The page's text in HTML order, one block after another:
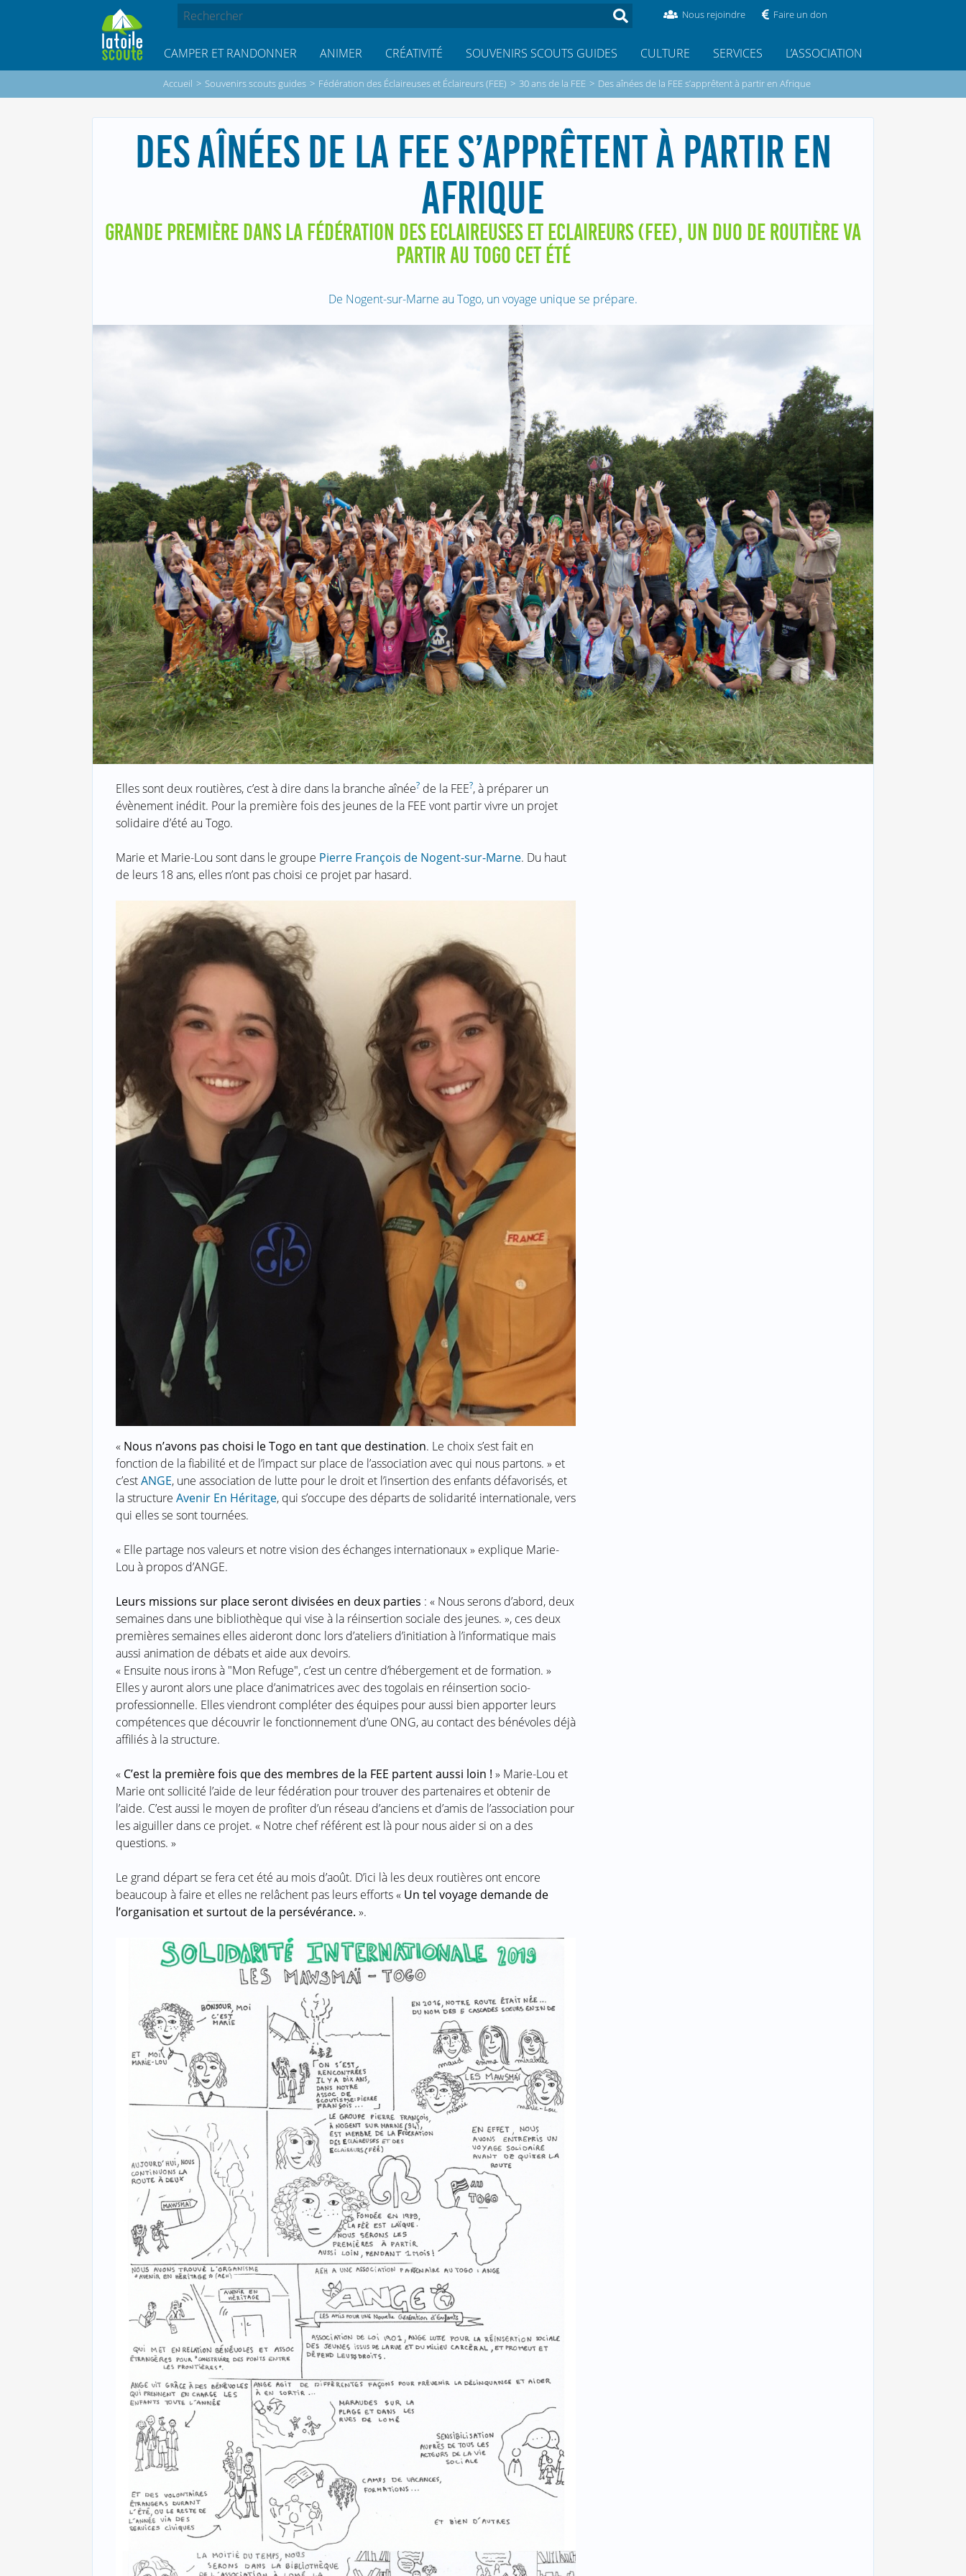
Nous rejoindre Faire un don
CAMPER ET RANDONNER ANIMER CRÉATIVITÉ SOUVENIRS SCOUTS GUIDES CULTURE SERVICES L’ASSOCIATION
Accueil > Souvenirs scouts guides > Fédération des Éclaireuses et Éclaireurs (FEE) > 30 ans de la FEE > Des aînées de la FEE s’apprêtent à partir en Afrique
DES AÎNÉES DE LA FEE S’APPRÊTENT À PARTIR EN
AFRIQUE
GRANDE PREMIÈRE DANS LA FÉDÉRATION DES ECLAIREUSES ET ECLAIREURS (FEE), UN DUO DE ROUTIÈRE VA
PARTIR AU TOGO CET ÉTÉ
De Nogent-sur-Marne au Togo, un voyage unique se prépare.
Elles sont deux routières, c’est à dire dans la branche aînée?de la FEE?, à préparer un
évènement inédit. Pour la première fois des jeunes de la FEE vont partir vivre un projet
solidaire d’été au Togo.
Marie et Marie-Lou sont dans le groupe Pierre François de Nogent-sur-Marne. Du haut
de leurs 18 ans, elles n’ont pas choisi ce projet par hasard.
« Nous n’avons pas choisi le Togo en tant que destination. Le choix s’est fait en
fonction de la fiabilité et de l’impact sur place de l’association avec qui nous partons. » et
c’estANGE, une association de lutte pour le droit et l’insertion des enfants défavorisés, et
la structure Avenir En Héritage, qui s’occupe des départs de solidarité internationale, vers
qui elles se sont tournées.
« Elle partage nos valeurs et notre vision des échanges internationaux » explique Marie-
Lou à propos d’ANGE.
Leurs missions sur place seront divisées en deux parties : « Nous serons d’abord, deux
semaines dans une bibliothèque qui vise à la réinsertion sociale des jeunes. », ces deux
premières semaines elles aideront donc lors d’ateliers d’initiation à l’informatique mais
aussi animation de débats et aide aux devoirs.
« Ensuite nous irons à "Mon Refuge", c’est un centre d’hébergement et de formation. »
Elles y auront alors une place d’animatrices avec des togolais en réinsertion socio-
professionnelle. Elles viendront compléter des équipes pour aussi bien apporter leurs
compétences que découvrir le fonctionnement d’une ONG, au contact des bénévoles déjà
affiliés à la structure.
« C’est la première fois que des membres de la FEE partent aussi loin ! » Marie-Lou et
Marie ont sollicité l’aide de leur fédération pour trouver des partenaires et obtenir de
l’aide. C’est aussi le moyen de profiter d’un réseau d’anciens et d’amis de l’association pour
les aiguiller dans ce projet. « Notre chef référent est là pour nous aider si on a des
questions. »
Le grand départ se fera cet été au mois d’août. D’ici là les deux routières ont encore
beaucoup à faire et elles ne relâchent pas leurs efforts « Un tel voyage demande de
l’organisation et surtout de la persévérance. ».